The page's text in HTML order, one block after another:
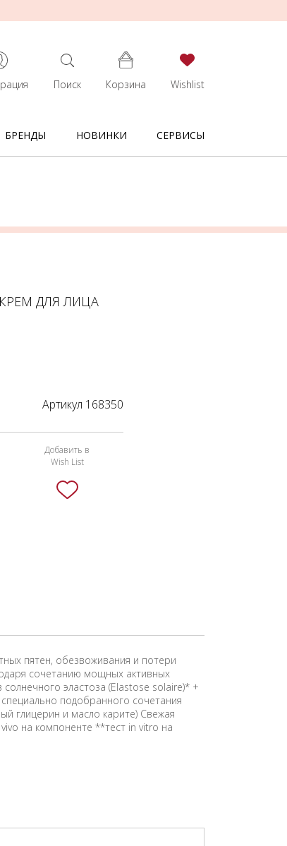
Поиск Корзина Wishlist
БРЕНДЫ НОВИНКИ СЕРВИСЫ
ДЛЯ ЛИЦА
Артикул 168350
Добавить в
Wish List
пятен, обезвоживания и потери
сочетанию мощных активных
эластоза (Elastose solaire)* +
подобранного сочетания
глицерин и масло карите) Свежая
на компоненте **тест in vitro на